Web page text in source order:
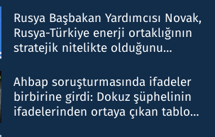
Rusya Başbakan Yardımcısı Novak,
Rusya-Türkiye enerji ortaklığının
stratejik nitelikte olduğunu
Ahbap soruşturmasında ifadeler
birbirine girdi: Dokuz şüphelinin
ifadelerinden ortaya çıkan tablo